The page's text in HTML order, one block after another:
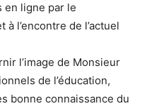
en ligne par le
l’encontre de l’actuel
l’image de Monsieur
de l’éducation,
bonne connaissance du